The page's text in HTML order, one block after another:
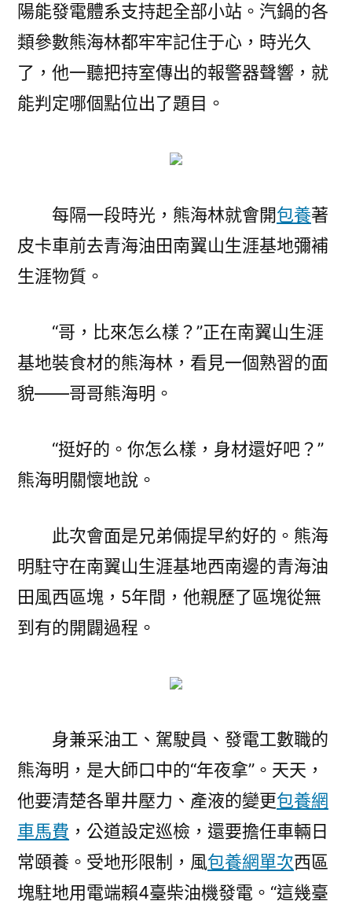
陽能發電體系支持起全部小站。汽鍋的各
類參數熊海林都牢牢記住于心，時光久
了，他一聽把持室傳出的報警器聲響，就
能判定哪個點位出了題目。
每隔一段時光，熊海林就會開包養著
皮卡車前去青海油田南翼山生涯基地彌補
生涯物質。
“哥，比來怎么樣？”正在南翼山生涯
基地裝食材的熊海林，看見一個熟習的面
貌——哥哥熊海明。
“挺好的。你怎么樣，身材還好吧？”
熊海明關懷地說。
此次會面是兄弟倆提早約好的。熊海
明駐守在南翼山生涯基地西南邊的青海油
田風西區塊，5年間，他親歷了區塊從無
到有的開闢過程。
身兼采油工、駕駛員、發電工數職的
熊海明，是大師口中的“年夜拿”。天天，
他要清楚各單井壓力、產液的變更包養網
車馬費 ，公道設定巡檢，還要擔任車輛日
常頤養。受地形限制，風包養網單次西區
塊駐地用電端賴4臺柴油機發電。“這幾臺